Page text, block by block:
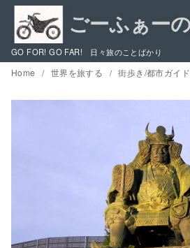
ン
GO FOR! GO FAR! 日々旅のことばかり
Home 世界を旅する 街歩き/都市ガイド